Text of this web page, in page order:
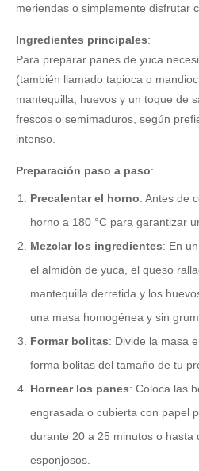
meriendas o simplemente disfrutar
Ingredientes principales:
Para preparar panes de yuca
(también llamado tapioca o
mantequilla, huevos y un toque de
frescos o semimaduros, según
intenso.
Preparación paso a paso:
Precalentar el horno: Antes de
horno a 180 °C para garantizar
Mezclar los ingredientes: En
el almidón de yuca, el queso
mantequilla derretida y los
una masa homogénea y sin
Formar bolitas: Divide la masa
forma bolitas del tamaño de tu
Hornear los panes: Coloca las
engrasada o cubierta con papel
durante 20 a 25 minutos o hasta
esponjosos.